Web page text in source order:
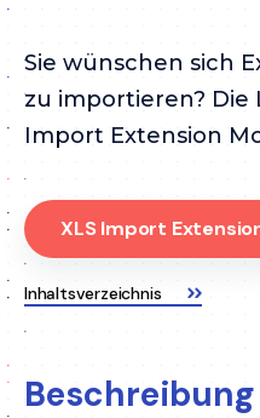
Sie wünschen sich
zu importieren? Die
Import Extension
XLS Import
Inhaltsverzeichnis
Beschreibung